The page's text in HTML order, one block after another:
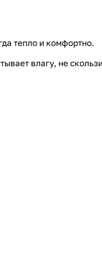
тепло и комфортно.
влагу, не